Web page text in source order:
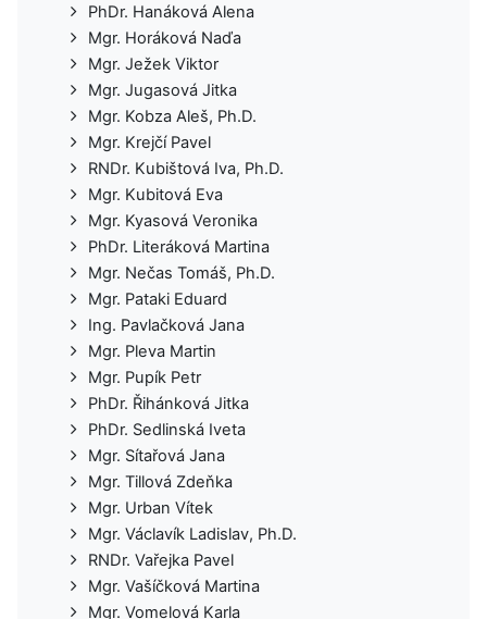
PhDr. Hanáková Alena
Mgr. Horáková Naďa
Mgr. Ježek Viktor
Mgr. Jugasová Jitka
Mgr. Kobza Aleš, Ph.D.
Mgr. Krejčí Pavel
RNDr. Kubištová Iva, Ph.D.
Mgr. Kubitová Eva
Mgr. Kyasová Veronika
PhDr. Literáková Martina
Mgr. Nečas Tomáš, Ph.D.
Mgr. Pataki Eduard
Ing. Pavlačková Jana
Mgr. Pleva Martin
Mgr. Pupík Petr
PhDr. Řihánková Jitka
PhDr. Sedlinská Iveta
Mgr. Sítařová Jana
Mgr. Tillová Zdeňka
Mgr. Urban Vítek
Mgr. Václavík Ladislav, Ph.D.
RNDr. Vařejka Pavel
Mgr. Vašíčková Martina
Mgr. Vomelová Karla